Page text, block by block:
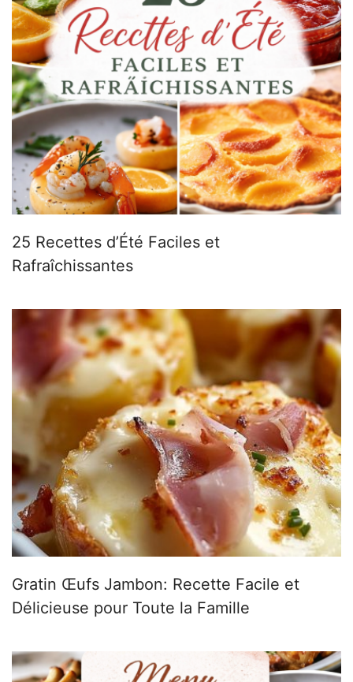
25 Recettes d’Été Faciles et
Rafraîchissantes
Gratin Œufs Jambon: Recette Facile et
Délicieuse pour Toute la Famille